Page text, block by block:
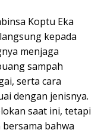
Koptu Eka
kepada
menjaga
sampah
serta cara
dengan jenisnya.
saat ini, tetapi
bahwa